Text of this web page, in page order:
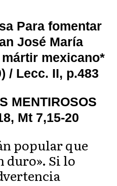
Para fomentar
José María
mexicano*
/ Lecc. II, p.483
MENTIROSOS
Mt 7,15-20
popular que
duro». Si lo